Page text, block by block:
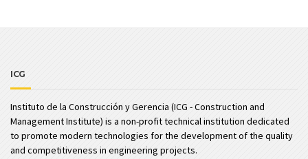
ICG
Instituto de la Construcción y Gerencia (ICG - Construction and
Management Institute) is a non-profit technical institution dedicated
to promote modern technologies for the development of the quality
and competitiveness in engineering projects.